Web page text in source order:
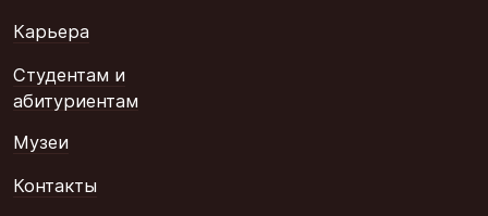
Карьера
Студентам и
абитуриентам
Музеи
Контакты